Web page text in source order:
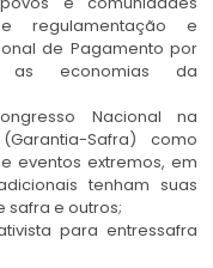
regulamentação e
de Pagamento por
as economias da
Nacional na
Safra) como
eventos extremos, em
tenham suas
safra e outros;
para entressafra